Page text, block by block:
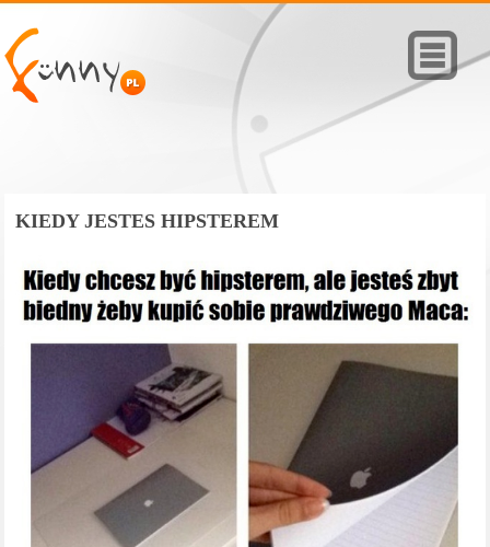
KIEDY JESTES HIPSTEREM